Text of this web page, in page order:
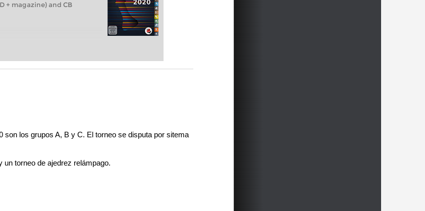
+ magazine) and CB
son los grupos A, B y C. El torneo se disputa por sitema
un torneo de ajedrez relámpago.